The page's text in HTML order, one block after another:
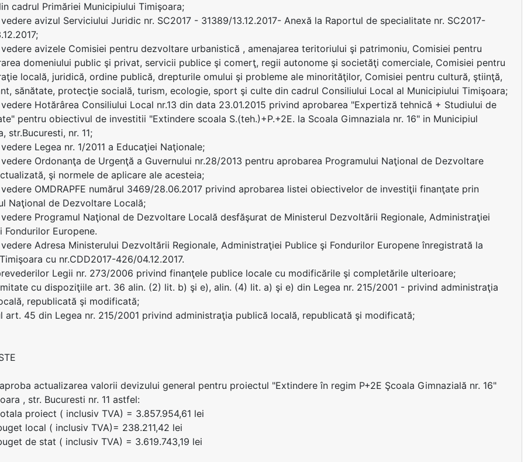
cadrul Primăriei Municipiului Timişoara;
avizul Serviciului Juridic nr. SC2017 - 31389/13.12.2017- Anexă la Raportul de specialitate nr. SC2017-
avizele Comisiei pentru dezvoltare urbanistică , amenajarea teritoriului şi patrimoniu, Comisiei pentru
domeniului public şi privat, servicii publice şi comerţ, regii autonome şi societăţi comerciale, Comisiei pentru
locală, juridică, ordine publică, drepturile omului şi probleme ale minorităţilor, Comisiei pentru cultură, ştiinţă,
sănătate, protecţie socială, turism, ecologie, sport şi culte din cadrul Consiliului Local al Municipiului Timişoara;
Hotărârea Consiliului Local nr.13 din data 23.01.2015 privind aprobarea "Expertiză tehnică + Studiului de
pentru obiectivul de investitii "Extindere scoala S.(teh.)+P.+2E. la Scoala Gimnaziala nr. 16" in Municipiul
str.Bucuresti, nr. 11;
Legea nr. 1/2011 a Educaţiei Naţionale;
Ordonanţa de Urgenţă a Guvernului nr.28/2013 pentru aprobarea Programului Naţional de Dezvoltare
şi normele de aplicare ale acesteia;
OMDRAPFE numărul 3469/28.06.2017 privind aprobarea listei obiectivelor de investiţii finanţate prin
Naţional de Dezvoltare Locală;
Programul Naţional de Dezvoltare Locală desfăşurat de Ministerul Dezvoltării Regionale, Administraţiei
Fondurilor Europene.
Adresa Ministerului Dezvoltării Regionale, Administraţiei Publice şi Fondurilor Europene înregistrată la
cu nr.CDD2017-426/04.12.2017.
Legii nr. 273/2006 privind finanţele publice locale cu modificările şi completările ulterioare;
cu dispoziţiile art. 36 alin. (2) lit. b) şi e), alin. (4) lit. a) şi e) din Legea nr. 215/2001 - privind administraţia
republicată şi modificată;
art. 45 din Legea nr. 215/2001 privind administraţia publică locală, republicată şi modificată;
actualizarea valorii devizului general pentru proiectul "Extindere în regim P+2E Şcoala Gimnazială nr. 16"
, str. Bucuresti nr. 11 astfel:
proiect ( inclusiv TVA) = 3.857.954,61 lei
local ( inclusiv TVA)= 238.211,42 lei
de stat ( inclusiv TVA) = 3.619.743,19 lei